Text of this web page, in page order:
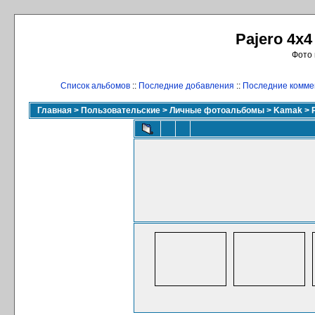
Pajero
Фото
Список альбомов :: Последние добавления :: Последние
Главная > Пользовательские > Личные фотоальбомы > Kamak >